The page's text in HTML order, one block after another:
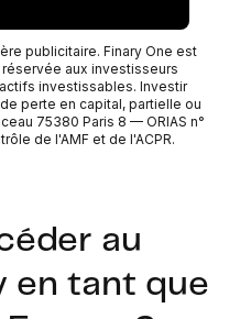
publicitaire. Finary One est
aux investisseurs
investissables. Investir
perte en capital, partielle ou
75380 Paris 8 — ORIAS n°
de l'AMF et de l'ACPR.
au
en tant que